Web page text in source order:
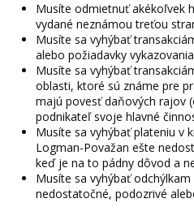
Musíte odmietnuť akékoľvek
vydané neznámou treťou
Musíte sa vyhýbať
alebo požiadavky
Musíte sa vyhýbať
oblasti, ktoré sú známe pre
majú povesť daňových rajov
podnikateľ svoje hlavné
Musíte sa vyhýbať plateniu v
Logman-Považan ešte
keď je na to pádny dôvod a
Musíte sa vyhýbať
nedostatočné, podozrivé